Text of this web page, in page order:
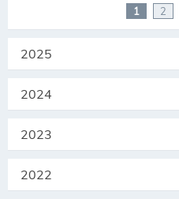
1 2
2025
2024
2023
2022